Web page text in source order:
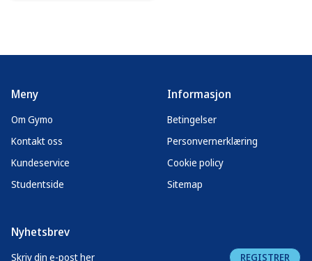
Meny
Om Gymo
Kontakt oss
Kundeservice
Studentside
Informasjon
Betingelser
Personvernerklæring
Cookie policy
Sitemap
Nyhetsbrev
REGISTRER